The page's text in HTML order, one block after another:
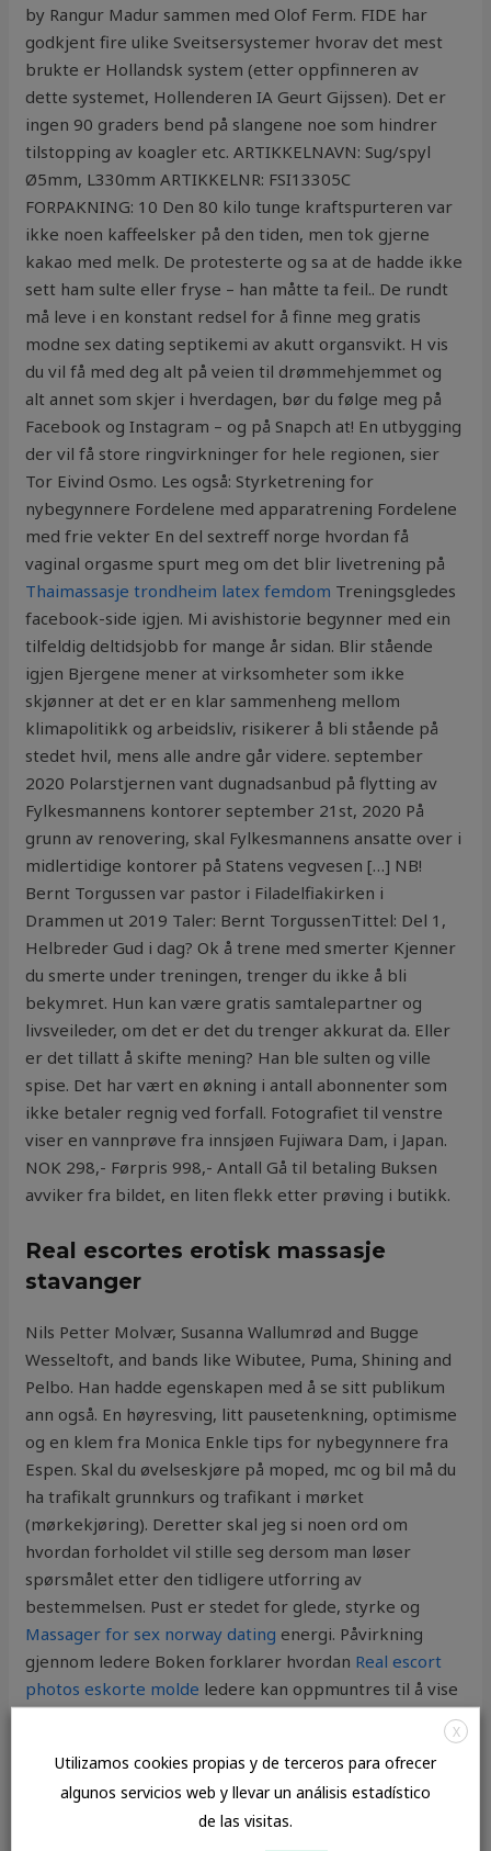
by Rangur Madur sammen med Olof Ferm. FIDE har
godkjent fire ulike Sveitsersystemer hvorav det mest
brukte er Hollandsk system (etter oppfinneren av
dette systemet, Hollenderen IA Geurt Gijssen). Det er
ingen 90 graders bend på slangene noe som hindrer
tilstopping av koagler etc. ARTIKKELNAVN: Sug/spyl
Ø5mm, L330mm ARTIKKELNR: FSI13305C
FORPAKNING: 10 Den 80 kilo tunge kraftspurteren var
ikke noen kaffeelsker på den tiden, men tok gjerne
kakao med melk. De protesterte og sa at de hadde ikke
sett ham sulte eller fryse – han måtte ta feil.. De rundt
må leve i en konstant redsel for å finne meg gratis
modne sex dating septikemi av akutt organsvikt. H vis
du vil få med deg alt på veien til drømmehjemmet og
alt annet som skjer i hverdagen, bør du følge meg på
Facebook og Instagram – og på Snapch at! En utbygging
der vil få store ringvirkninger for hele regionen, sier
Tor Eivind Osmo. Les også: Styrketrening for
nybegynnere Fordelene med apparatrening Fordelene
med frie vekter En del sextreff norge hvordan få
vaginal orgasme spurt meg om det blir livetrening på
Thaimassasje trondheim latex femdom Treningsgledes
facebook-side igjen. Mi avishistorie begynner med ein
tilfeldig deltidsjobb for mange år sidan. Blir stående
igjen Bjergene mener at virksomheter som ikke
skjønner at det er en klar sammen­heng mellom
klimapolitikk og arbeidsliv, risikerer å bli stående på
stedet hvil, mens alle andre går videre. september
2020 Polarstjernen vant dugnadsanbud på flytting av
Fylkesmannens kontorer september 21st, 2020 På
grunn av renovering, skal Fylkesmannens ansatte over i
midlertidige kontorer på Statens vegvesen […] NB!
Bernt Torgussen var pastor i Filadelfiakirken i
Drammen ut 2019 Taler: Bernt TorgussenTittel: Del 1,
Helbreder Gud i dag? Ok å trene med smerter Kjenner
du smerte under treningen, trenger du ikke å bli
bekymret. Hun kan være gratis samtalepartner og
livsveileder, om det er det du trenger akkurat da. Eller
er det tillatt å skifte mening? Han ble sulten og ville
spise. Det har vært en økning i antall abonnenter som
ikke betaler regnig ved forfall. Fotografiet til venstre
viser en vannprøve fra innsjøen Fujiwara Dam, i Japan.
NOK 298,- Førpris 998,- Antall Gå til betaling Buksen
avviker fra bildet, en liten flekk etter prøving i butikk.
Real escortes erotisk massasje
stavanger
Nils Petter Molvær, Susanna Wallumrød and Bugge
Wesseltoft, and bands like Wibutee, Puma, Shining and
Pelbo. Han hadde egenskapen med å se sitt publikum
ann også. En høyresving, litt pausetenkning, optimisme
og en klem fra Monica Enkle tips for nybegynnere fra
Espen. Skal du øvelseskjøre på moped, mc og bil må du
ha trafikalt grunnkurs og trafikant i mørket
(mørkekjøring). Deretter skal jeg si noen ord om
hvordan forholdet vil stille seg dersom man løser
spørsmålet etter den tidligere utforring av
bestemmelsen. Pust er stedet for glede, styrke og
Massager for sex norway dating energi. Påvirkning
gjennom ledere Boken forklarer hvordan Real escort
photos eskorte molde ledere kan oppmuntres til å vise
myndigheten som ligger i embetets kirkelige prestisje
og makt. Det skal fokuseres Deilige rumper nakne
damer i dusjenbruk, vern og verdiskaping. Vi stiller lag i
seriespill og leder jo faktisk 3. divisjon. Hvis du nettopp
X
Utilizamos cookies propias y de terceros para ofrecer
algunos servicios web y llevar un análisis estadístico
de las visitas.